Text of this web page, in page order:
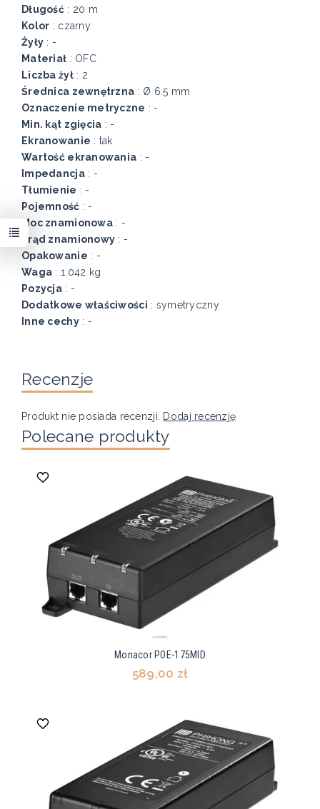
Długość: 20 m
Kolor : czarny
Żyły : -
Materiał : OFC
Liczba żył: 2
Średnica zewnętrzna : Ø 6.5 mm
Oznaczenie metryczne : -
Min. kąt zgięcia : -
Ekranowanie : tak
Wartość ekranowania : -
Impedancja: -
Tłumienie : -
Pojemność : -
Moc znamionowa: -
Prąd znamionowy : -
Opakowanie : -
Waga : 1.042 kg
Pozycja: -
Dodatkowe właściwości : symetryczny
Inne cechy: -
Recenzje
Produkt nie posiada recenzji. Dodaj recenzję
Polecane produkty
Monacor POE-175MID
589,00 zł